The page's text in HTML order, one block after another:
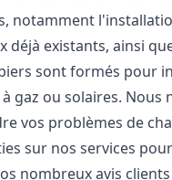
notamment
déjà existants, ainsi
sont formés pour
gaz ou solaires.
vos problèmes de
sur nos services
nombreux avis